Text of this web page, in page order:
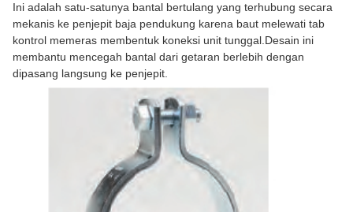
Ini adalah satu-satunya bantal bertulang yang terhubung secara
mekanis ke penjepit baja pendukung karena baut melewati tab
kontrol memeras membentuk koneksi unit tunggal.Desain ini
membantu mencegah bantal dari getaran berlebih dengan
dipasang langsung ke penjepit.